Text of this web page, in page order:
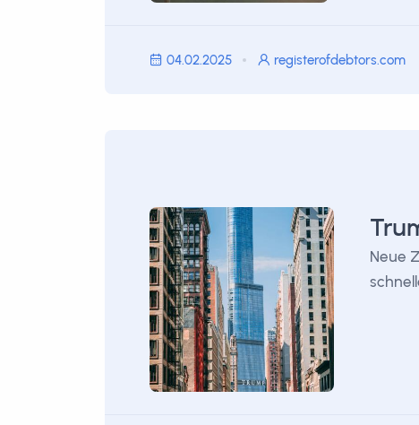
04.02.2025 registerofdebtors.com
Neue